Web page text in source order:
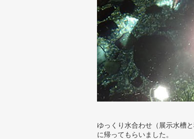
ゆっくり水合わせ（展示水槽
に帰ってもらいました。